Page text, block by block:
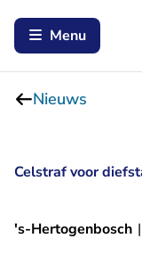
Menu
Nieuws
Celstraf voor
's-Hertogenbosch |